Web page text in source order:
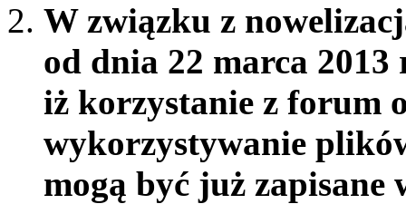
W związku z
od dnia 22 marca
iż korzystanie z forum
wykorzystywanie
mogą być już